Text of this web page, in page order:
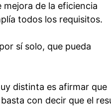
de la eficiencia
todos los requisitos.
sí solo, que pueda
distinta es afirmar que
con decir que el